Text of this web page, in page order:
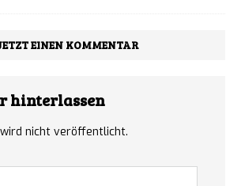
EINEN KOMMENTAR
hinterlassen
nicht veröffentlicht.